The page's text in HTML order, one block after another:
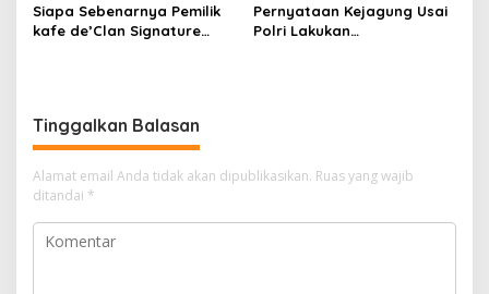
Siapa Sebenarnya Pemilik
kafe de’Clan Signature
Pernyataan Kejagung Usai
Polri Lakukan
Tinggalkan Balasan
Alamat email Anda tidak akan dipublikasikan. Ruas yang wajib
ditandai *